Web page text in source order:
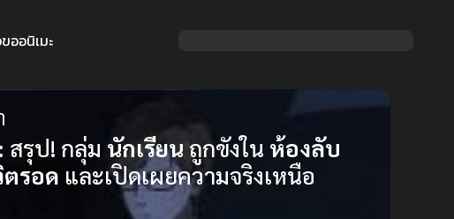
ออนิเมะ
สรุป! กลุ่ม นักเรียน ถูกขังใน ห้องลับ
ตรอด และเปิดเผยความจริงเหนือ